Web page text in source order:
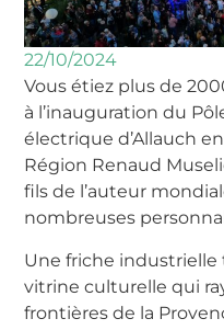
22/10/2024
Vous étiez plus de
à l’inauguration du
électrique d’Allauch
Région Renaud
fils de l’auteur
nombreuses
Une friche
vitrine culturelle qui
frontières de la